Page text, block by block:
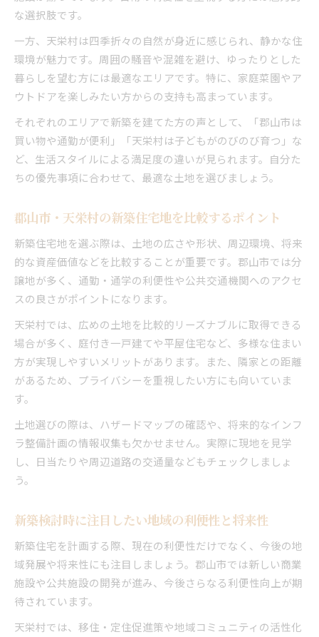
な選択肢です。
一方、天栄村は四季折々の自然が身近に感じられ、静かな住
環境が魅力です。周囲の騒音や混雑を避け、ゆったりとした
暮らしを望む方には最適なエリアです。特に、家庭菜園やア
ウトドアを楽しみたい方からの支持も高まっています。
それぞれのエリアで新築を建てた方の声として、「郡山市は
買い物や通勤が便利」「天栄村は子どもがのびのび育つ」な
ど、生活スタイルによる満足度の違いが見られます。自分た
ちの優先事項に合わせて、最適な土地を選びましょう。
郡山市・天栄村の新築住宅地を比較するポイント
新築住宅地を選ぶ際は、土地の広さや形状、周辺環境、将来
的な資産価値などを比較することが重要です。郡山市では分
譲地が多く、通勤・通学の利便性や公共交通機関へのアクセ
スの良さがポイントになります。
天栄村では、広めの土地を比較的リーズナブルに取得できる
場合が多く、庭付き一戸建てや平屋住宅など、多様な住まい
方が実現しやすいメリットがあります。また、隣家との距離
があるため、プライバシーを重視したい方にも向いていま
す。
土地選びの際は、ハザードマップの確認や、将来的なインフ
ラ整備計画の情報収集も欠かせません。実際に現地を見学
し、日当たりや周辺道路の交通量などもチェックしましょ
う。
新築検討時に注目したい地域の利便性と将来性
新築住宅を計画する際、現在の利便性だけでなく、今後の地
域発展や将来性にも注目しましょう。郡山市では新しい商業
施設や公共施設の開発が進み、今後さらなる利便性向上が期
待されています。
天栄村では、移住・定住促進策や地域コミュニティの活性化